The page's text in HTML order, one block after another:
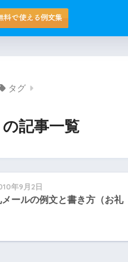
タグ
の記事一覧
年9月2日
メールの例文と書き方（お礼